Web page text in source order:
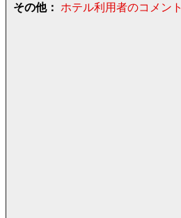
その他：
ホテル利用者のコメント